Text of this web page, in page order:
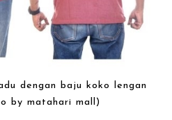
dengan baju koko lengan
by matahari mall)